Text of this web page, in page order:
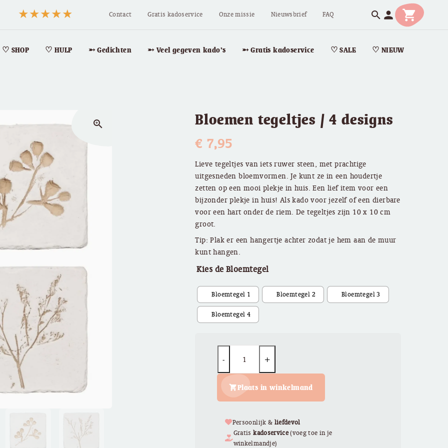
Contact Gratis kadoservice Onze missie Nieuwsbrief FAQ search person shopping_cart
♡ SHOP ♡ HULP ➵ Gedichten ➵ Veel gegeven kado’s ➵ Gratis kadoservice ♡ SALE ♡ NIEUW
zoom_in Bloemen tegeltjes / 4 designs
€ 7,95
Lieve tegeltjes van iets ruwer steen, met prachtige
uitgesneden bloemvormen. Je kunt ze in een houdertje
zetten op een mooi plekje in huis. Een lief item voor een
bijzonder plekje in huis! Als kado voor jezelf of een dierbare
voor een hart onder de riem. De tegeltjes zijn 10 x 10 cm
groot.
Tip: Plak er een hangertje achter zodat je hem aan de muur
kunt hangen.
Kies de Bloemtegel
Plaats in winkelmand
Persoonlijk & liefdevol
Gratiskadoservice(voeg toe in je
winkelmandje)